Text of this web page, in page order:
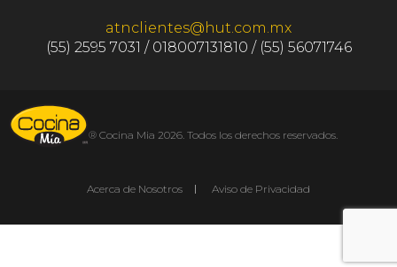
atnclientes@hut.com.mx
(55) 2595 7031 / 018007131810 / (55) 56071746
® Cocina Mia 2026. Todos los derechos reservados.
Acerca de Nosotros Aviso de Privacidad